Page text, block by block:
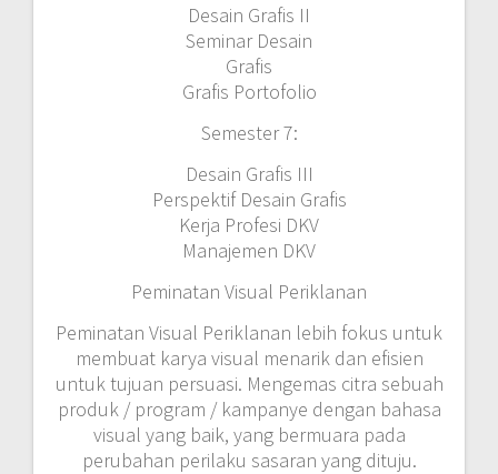
Desain Grafis II
Seminar Desain
Grafis
Grafis Portofolio
Semester 7:
Desain Grafis III
Perspektif Desain Grafis
Kerja Profesi DKV
Manajemen DKV
Peminatan Visual Periklanan
Peminatan Visual Periklanan lebih fokus untuk
membuat karya visual menarik dan efisien
untuk tujuan persuasi. Mengemas citra sebuah
produk / program / kampanye dengan bahasa
visual yang baik, yang bermuara pada
perubahan perilaku sasaran yang dituju.